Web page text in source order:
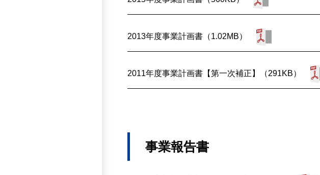
2013年度事業計画書（1.02MB）
2011年度事業計画書【第一次補正】（291KB）
事業報告書